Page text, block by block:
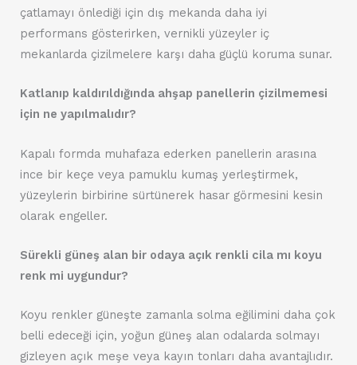
çatlamayı önlediği için dış mekanda daha iyi
performans gösterirken, vernikli yüzeyler iç
mekanlarda çizilmelere karşı daha güçlü koruma sunar.
Katlanıp kaldırıldığında ahşap panellerin çizilmemesi
için ne yapılmalıdır?
Kapalı formda muhafaza ederken panellerin arasına
ince bir keçe veya pamuklu kumaş yerleştirmek,
yüzeylerin birbirine sürtünerek hasar görmesini kesin
olarak engeller.
Sürekli güneş alan bir odaya açık renkli cila mı koyu
renk mi uygundur?
Koyu renkler güneşte zamanla solma eğilimini daha çok
belli edeceği için, yoğun güneş alan odalarda solmayı
gizleyen açık meşe veya kayın tonları daha avantajlıdır.